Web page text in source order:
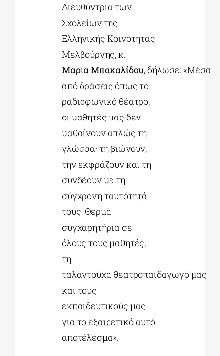
Διευθύντρια των
Σχολείων της
Ελληνικής Κοινότητας
Μελβούρνης, κ.
Μαρία Μπακαλίδου, δήλωσε: «Μέσα
από δράσεις όπως το
ραδιοφωνικό θέατρο,
οι μαθητές μας δεν
μαθαίνουν απλώς τη
γλώσσα· τη βιώνουν,
την εκφράζουν και τη
συνδέουν με τη
σύγχρονη ταυτότητά
τους. Θερμά
συγχαρητήρια σε
όλους τους μαθητές,
τη
ταλαντούχα θεατροπαιδαγωγό μας
και τους
εκπαιδευτικούς μας
για το εξαιρετικό αυτό
αποτέλεσμα».